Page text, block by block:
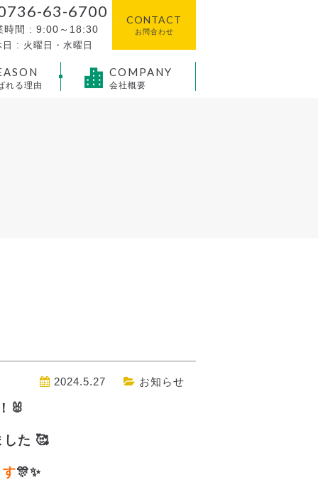
63-6700
時間 : 9:00～18:30
日 : 火曜日・水曜日
CONTACT
お問合わせ
れる理由
COMPANY
会社概要
2024.5.27 お知らせ
🐰
した 🥰
🎊✨️